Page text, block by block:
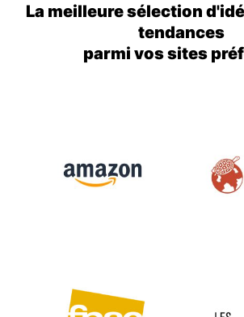
La meilleure sélection
tendances
parmi vos sites